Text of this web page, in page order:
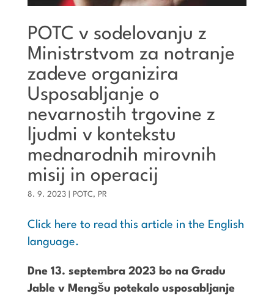
POTC v sodelovanju z
Ministrstvom za notranje
zadeve organizira
Usposabljanje o
nevarnostih trgovine z
ljudmi v kontekstu
mednarodnih mirovnih
misij in operacij
8. 9. 2023| POTC, PR
Click here to read this article in the English
language.
Dne 13. septembra 2023 bo na Gradu
Jable v Mengšu potekalo usposabljanje